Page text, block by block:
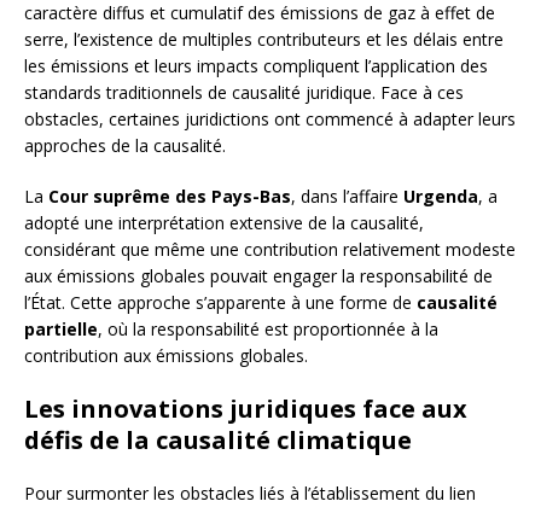
caractère diffus et cumulatif des émissions de gaz à effet de
serre, l’existence de multiples contributeurs et les délais entre
les émissions et leurs impacts compliquent l’application des
standards traditionnels de causalité juridique. Face à ces
obstacles, certaines juridictions ont commencé à adapter leurs
approches de la causalité.
La Cour suprême des Pays-Bas, dans l’affaire Urgenda, a
adopté une interprétation extensive de la causalité,
considérant que même une contribution relativement modeste
aux émissions globales pouvait engager la responsabilité de
l’État. Cette approche s’apparente à une forme de causalité
partielle, où la responsabilité est proportionnée à la
contribution aux émissions globales.
Les innovations juridiques face aux
défis de la causalité climatique
Pour surmonter les obstacles liés à l’établissement du lien